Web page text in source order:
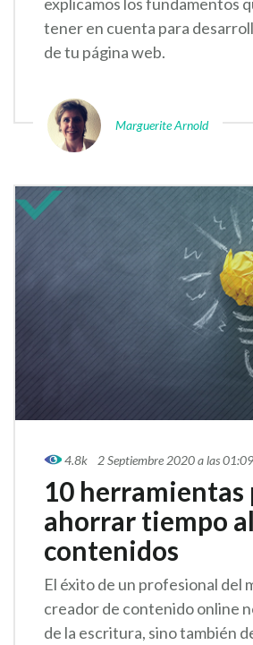
tener en cuenta para
de tu página web.
Marguerite Arnold
4.8k 2 Septiembre 2020 a las 01:09
10 herramientas
ahorrar tiempo
contenidos
El éxito de un profesional del
creador de contenido online
de la escritura, sino también